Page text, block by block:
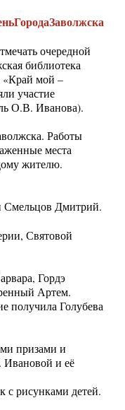
очередной
библиотека
«Край мой –
участие
О.В. Иванова).
Работы
места
жителю.
Смельцов Дмитрий.
Святовой
Гордэ
Артем.
получила Голубева
призами и
и её
с рисунками детей.